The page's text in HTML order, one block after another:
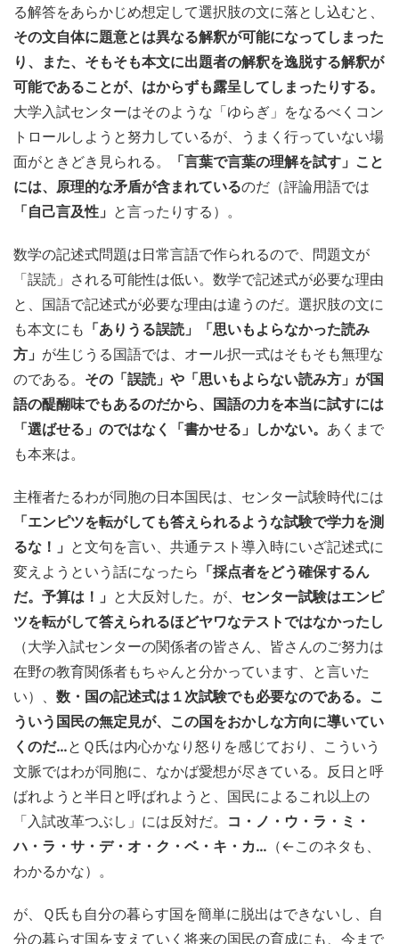
る解答をあらかじめ想定して選択肢の文に落とし込むと、
その文自体に題意とは異なる解釈が可能になってしまった
り、また、そもそも本文に出題者の解釈を逸脱する解釈が
可能であることが、はからずも露呈してしまったりする。
大学入試センターはそのような「ゆらぎ」をなるべくコン
トロールしようと努力しているが、うまく行っていない場
面がときどき見られる。
「言葉で言葉の理解を試す」こと
には、原理的な矛盾が含まれているのだ（評論用語では
「自己言及性」 と言ったりする）。
数学の記述式問題は日常言語で作られるので、問題文が
「誤読」される可能性は低い。数学で記述式が必要な理由
と、国語で記述式が必要な理由は違うのだ。選択肢の文に
も本文にも 「ありうる誤読」「思いもよらなかった読み
方」 が生じうる国語では、オール択一式はそもそも無理な
のである。 その「誤読」や「思いもよらない読み方」が国
語の醍醐味でもあるのだから、国語の力を本当に試すには
「選ばせる」のではなく「書かせる」しかない。 あくまで
も本来は。
主権者たるわが同胞の日本国民は、センター試験時代には
「エンピツを転がしても答えられるような試験で学力を測
るな！」 と文句を言い、共通テスト導入時にいざ記述式に
変えようという話になったら 「採点者をどう確保するん
だ。予算は！」 と大反対した。が、 センター試験はエンピ
ツを転がして答えられるほどヤワなテストではなかったし
（大学入試センターの関係者の皆さん、皆さんのご努力は
在野の教育関係者もちゃんと分かっています、と言いた
い）、 数・国の記述式は１次試験でも必要なのである。 こ
ういう国民の無定見が、この国をおかしな方向に導いてい
くのだ…とＱ氏は内心かなり怒りを感じており、こういう
文脈ではわが同胞に、なかば愛想が尽きている。反日と呼
ばれようと半日と呼ばれようと、国民によるこれ以上の
「入試改革つぶし」には反対だ。 コ・ノ・ウ・ラ・ミ・
ハ・ラ・サ・デ・オ・ク・ベ・キ・カ… （←このネタも、
わかるかな）。
が、Ｑ氏も自分の暮らす国を簡単に脱出はできないし、自
分の暮らす国を支えていく将来の国民の育成にも、今まで